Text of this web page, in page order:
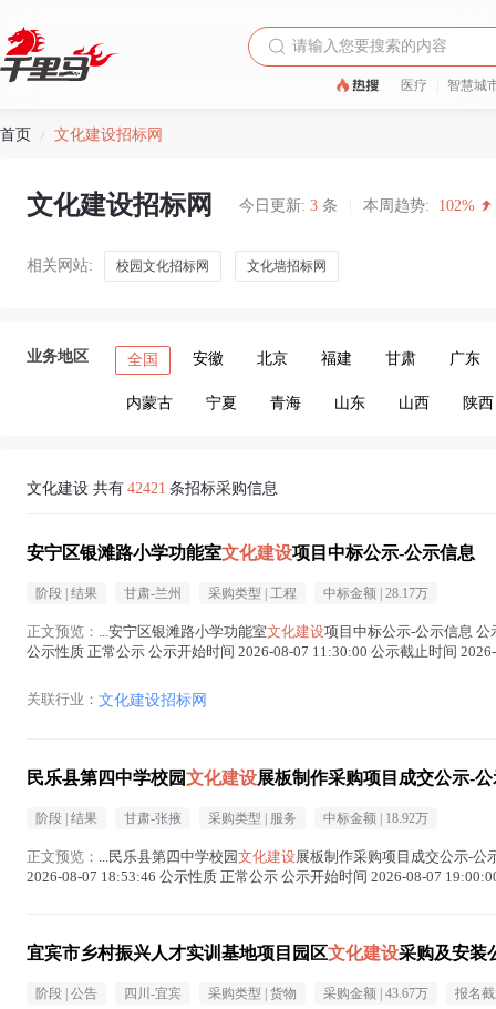
医疗 智慧城
首页 / 文化建设招标网
文化建设招标网 今日更新: 3 条 本周趋势: 102%
相关网站: 校园文化招标网 文化墙招标网
业务地区 全国 安徽 北京 福建 甘肃 广东
内蒙古 宁夏 青海 山东 山西 陕西
文化建设 共有 42421 条招标采购信息
安宁区银滩路小学功能室文化建设项目中标公示-公示信息
阶段 | 结果 甘肃-兰州 采购类型 | 工程 中标金额 | 28.17万
正文预览： ...安宁区银滩路小学功能室文化建设项目中标公示-公示信息
公示性质 正常公示 公示开始时间 2026-08-07 11:30:00 公示截止时间
关联行业： 文化建设招标网
民乐县第四中学校园文化建设展板制作采购项目成交公示-
阶段 | 结果 甘肃-张掖 采购类型 | 服务 中标金额 | 18.92万
正文预览： ...民乐县第四中学校园文化建设展板制作采购项目成交公示-公
2026-08-07 18:53:46 公示性质 正常公示 公示开始时间 2026-08-07
宜宾市乡村振兴人才实训基地项目园区文化建设采购及安装
阶段 | 公告 四川-宜宾 采购类型 | 货物 采购金额 | 43.67万 报名